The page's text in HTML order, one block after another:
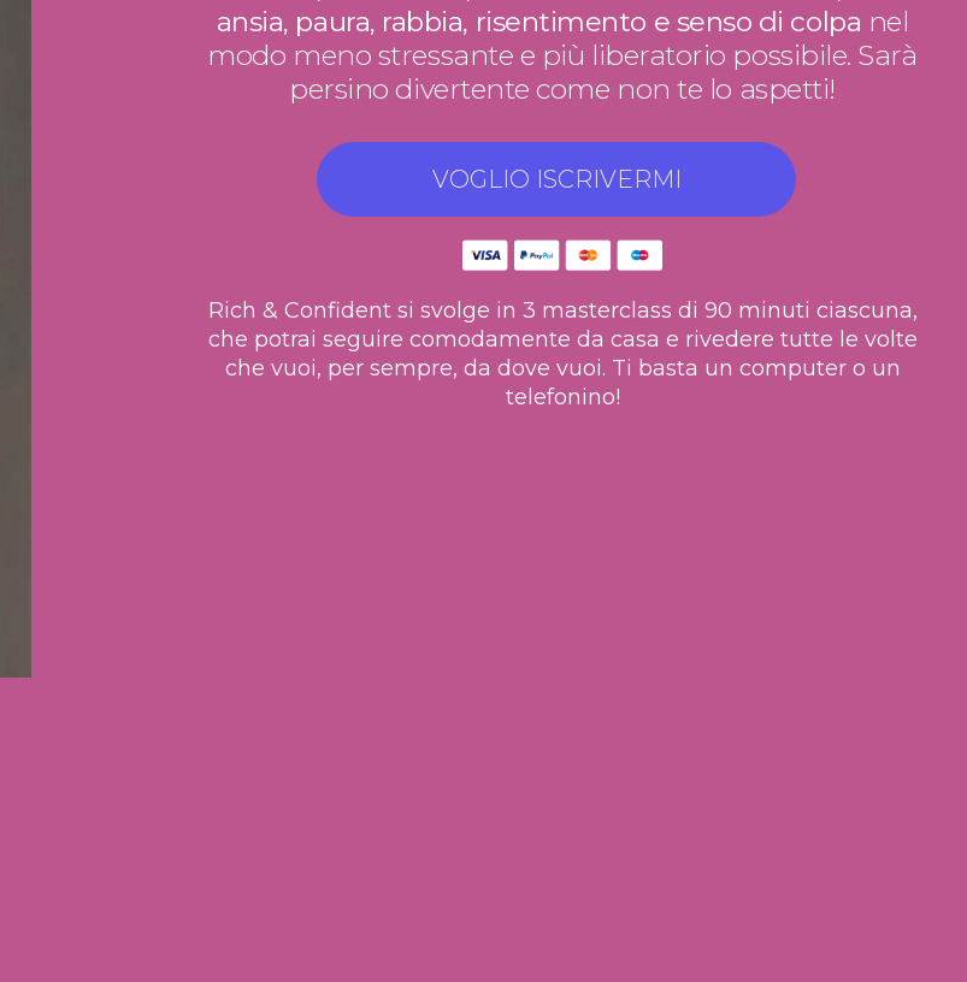
ansia, paura, rabbia, risentimento e senso di colpa nel
modo meno stressante e più liberatorio possibile. Sarà
persino divertente come non te lo aspetti!
VOGLIO ISCRIVERMI
Rich & Confident si svolge in 3 masterclass di 90 minuti ciascuna,
che potrai seguire comodamente da casa e rivedere tutte le volte
che vuoi, per sempre, da dove vuoi. Ti basta un computer o un
telefonino!